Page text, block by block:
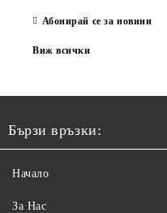
Абонирай се за новини
Виж всички
Бързи връзки:
Начало
За Нас